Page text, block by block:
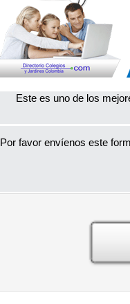
Este es uno de los
Por favor envíenos este